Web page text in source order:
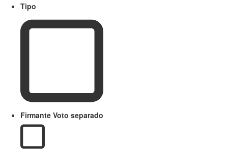
Tipo
Firmante Voto separado